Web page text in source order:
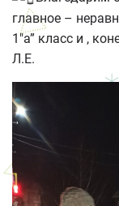
главное –
1″а” класс и ,
Л.Е.